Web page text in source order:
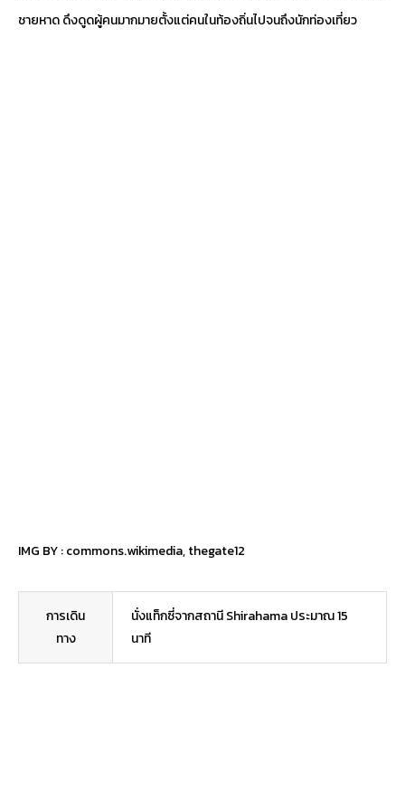
ชายหาด ดึงดูดผู้คนมากมายตั้งแต่คนในท้องถิ่นไปจนถึงนักท่องเที่ยว
IMG BY :commons.wikimedia,thegate12
การเดิน
ทาง
นั่งแท็กซี่จากสถานี Shirahama ประมาณ 15
นาที